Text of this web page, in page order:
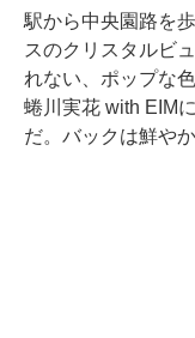
駅から中央園路を
スのクリスタルビ
れない、ポップな
蜷川実花 with EIM
だ。バックは鮮や